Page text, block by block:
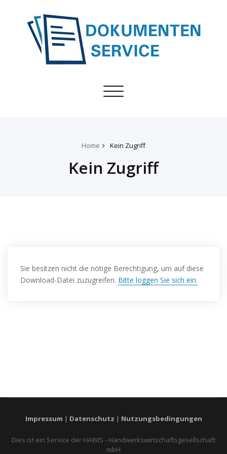
Toggle
Home Kein Zugriff
Kein Zugriff
Sie besitzen nicht die nötige Berechtigung, um auf diese
Download-Datei zuzugreifen. Bitte loggen Sie sich ein.
Impressum | Datenschutz | Nutzungsbedingungen
Dies ist ein Service der HAWIS - Handwerkswirtschaftsgesellschaft
mbH